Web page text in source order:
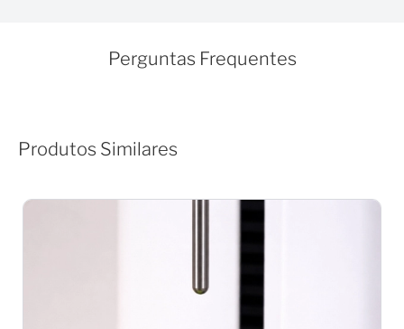
Perguntas Frequentes
Produtos Similares